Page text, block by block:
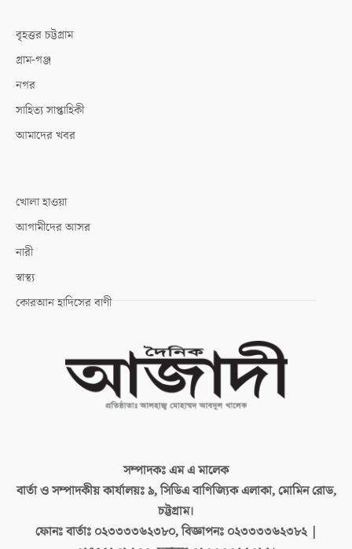
বৃহত্তর চট্টগ্রাম
গ্রাম-গঞ্জ
নগর
সাহিত্য সাপ্তাহিকী
আমাদের খবর
খোলা হাওয়া
আগামীদের আসর
নারী
স্বাস্থ্য
কোরআন হাদিসের বাণী
সম্পাদকঃএম এ মালেক
বার্তা ও সম্পাদকীয় কার্যালয়ঃ৯, সিডিএ বাণিজ্যিক এলাকা, মোমিন রোড,
চট্টগ্রাম।
ফোনঃ বার্তাঃ ০২৩৩৩৩৬২৩৮০, বিজ্ঞাপনঃ ০২৩৩৩৩৬২৩৮২ |